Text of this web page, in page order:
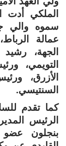
الملكي أدت
سموه والي
عمالة
الجهة،
التويمي،
الأزرق،
السنتيسي.
كما تقدم
الرئيس
بنجلون عضو